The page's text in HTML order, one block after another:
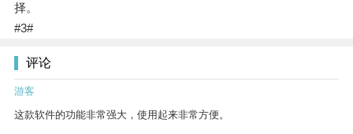
择。
#3#
评论
游客
这款软件的功能非常强大，使用起来非常方便。